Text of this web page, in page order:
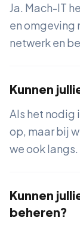
Ja. Mach-IT
en omgeving
netwerk en
Kunnen
Als het nodig
op, maar bij
we ook langs.
Kunnen
beheren?